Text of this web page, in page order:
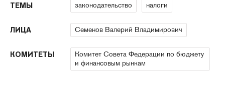
ТЕМЫ законодательство налоги
ЛИЦА Семенов Валерий Владимирович
КОМИТЕТЫ
Комитет Совета Федерации по бюджету
и финансовым рынкам